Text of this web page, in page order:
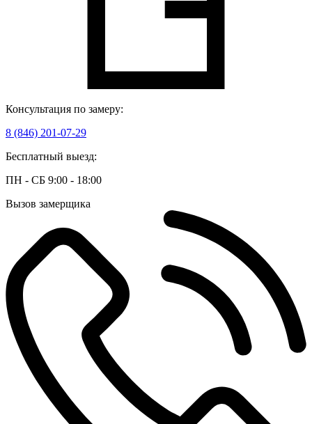
Консультация по замеру:
8 (846) 201-07-29
Бесплатный выезд:
ПН - СБ 9:00 - 18:00
Вызов замерщика